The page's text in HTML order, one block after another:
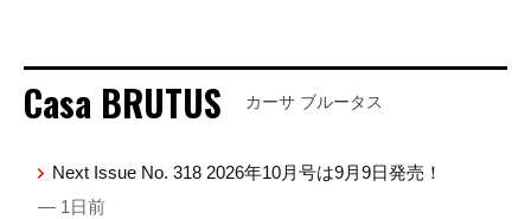
Casa BRUTUS カーサ ブルータス
Next Issue No. 318 2026年10月号は9月9日発売！
— 1日前